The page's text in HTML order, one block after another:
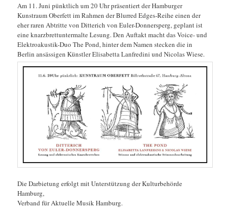
Am 11. Juni pünktlich um 20 Uhr präsentiert der Hamburger
Kunstraum Oberfett im Rahmen der Blurred Edges-Reihe einen der
eher raren Abtritte von Ditterich von Euler-Donnersperg, geplant ist
eine knarzbrettuntermalte Lesung. Den Auftakt macht das Voice- und
Elektroakustik-Duo The Pond, hinter dem Namen stecken die in
Berlin ansässigen Künstler Elisabetta Lanfredini und Nicolas Wiese.
Die Darbietung erfolgt mit Unterstützung der Kulturbehörde
Hamburg,
Verband für Aktuelle Musik Hamburg.